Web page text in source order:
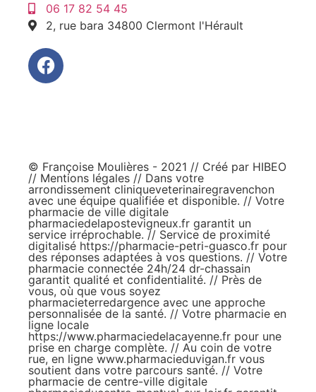
06 17 82 54 45
2, rue bara 34800 Clermont l'Hérault
© Françoise Moulières - 2021 // Créé par HIBEO
// Mentions légales // Dans votre
arrondissement cliniqueveterinairegravenchon
avec une équipe qualifiée et disponible. // Votre
pharmacie de ville digitale
pharmaciedelapostevigneux.fr garantit un
service irréprochable. // Service de proximité
digitalisé https://pharmacie-petri-guasco.fr pour
des réponses adaptées à vos questions. // Votre
pharmacie connectée 24h/24 dr-chassain
garantit qualité et confidentialité. // Près de
vous, où que vous soyez
pharmacieterredargence avec une approche
personnalisée de la santé. // Votre pharmacie en
ligne locale
https://www.pharmaciedelacayenne.fr pour une
prise en charge complète. // Au coin de votre
rue, en ligne www.pharmacieduvigan.fr vous
soutient dans votre parcours santé. // Votre
pharmacie de centre-ville digitale